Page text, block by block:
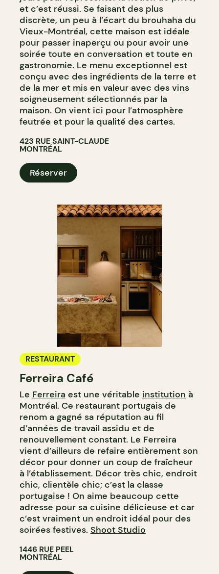
et c’est réussi. Se faisant des plus
discrète, un peu à l’écart du brouhaha du
Vieux-Montréal, cette maison est idéale
pour passer inaperçu ou pour avoir une
soirée toute en conversation et toute en
gastronomie. Le menu exceptionnel est
conçu avec des ingrédients de la terre et
de la mer et mis en valeur avec des vins
soigneusement sélectionnés par la
maison. On vient ici pour l’atmosphère
feutrée et pour la qualité des cartes.
423 RUE SAINT-CLAUDE
MONTRÉAL
Réserver
RESTAURANT
Ferreira Café
Le Ferreira est une véritable institution à
Montréal. Ce restaurant portugais de
renom a gagné sa réputation au fil
d’années de travail assidu et de
renouvellement constant. Le Ferreira
vient d’ailleurs de refaire entièrement son
décor pour donner un coup de fraîcheur
à l’établissement. Décor très chic, endroit
chic, clientèle chic; c’est la classe
portugaise ! On aime beaucoup cette
adresse pour sa cuisine délicieuse et car
c’est vraiment un endroit idéal pour des
soirées festives. Shoot Studio
1446 RUE PEEL
MONTRÉAL